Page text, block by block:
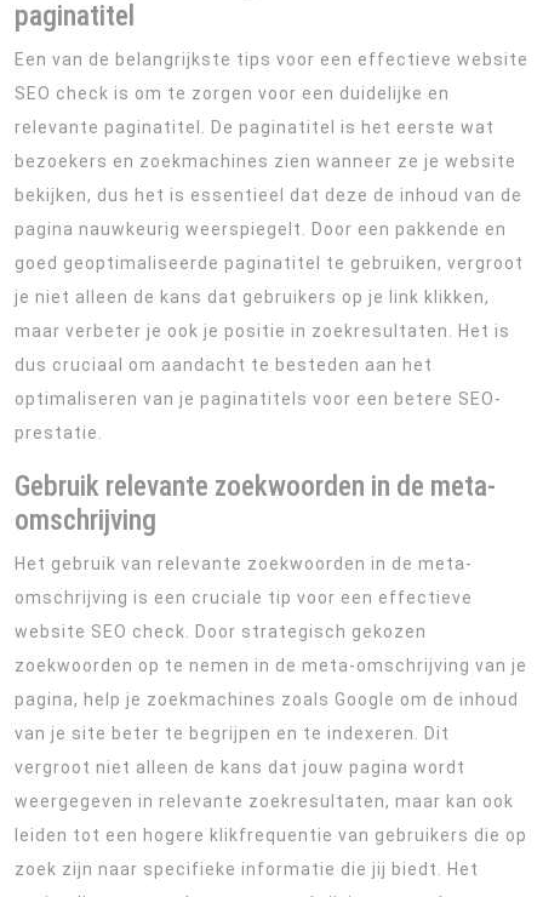
paginatitel
Een van de belangrijkste tips voor een effectieve website
SEO check is om te zorgen voor een duidelijke en
relevante paginatitel. De paginatitel is het eerste wat
bezoekers en zoekmachines zien wanneer ze je website
bekijken, dus het is essentieel dat deze de inhoud van de
pagina nauwkeurig weerspiegelt. Door een pakkende en
goed geoptimaliseerde paginatitel te gebruiken, vergroot
je niet alleen de kans dat gebruikers op je link klikken,
maar verbeter je ook je positie in zoekresultaten. Het is
dus cruciaal om aandacht te besteden aan het
optimaliseren van je paginatitels voor een betere SEO-
prestatie.
Gebruik relevante zoekwoorden in de meta-
omschrijving
Het gebruik van relevante zoekwoorden in de meta-
omschrijving is een cruciale tip voor een effectieve
website SEO check. Door strategisch gekozen
zoekwoorden op te nemen in de meta-omschrijving van je
pagina, help je zoekmachines zoals Google om de inhoud
van je site beter te begrijpen en te indexeren. Dit
vergroot niet alleen de kans dat jouw pagina wordt
weergegeven in relevante zoekresultaten, maar kan ook
leiden tot een hogere klikfrequentie van gebruikers die op
zoek zijn naar specifieke informatie die jij biedt. Het